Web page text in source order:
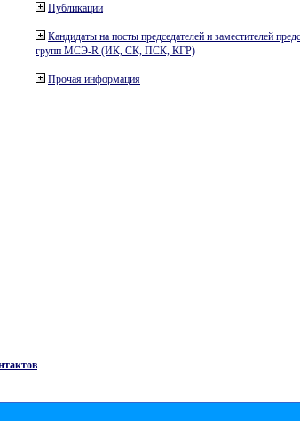
Публикации
Кандидаты на посты председателей и заместителей
групп МСЭ-R (ИК, СК, ПСК, КГР)
Прочая информация